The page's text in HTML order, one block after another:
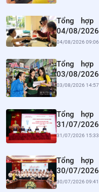
Tổng hợp
04/08/2026
04/08/2026 09:06
Tổng hợp
03/08/2026
03/08/2026 14:57
Tổng hợp
31/07/2026
31/07/2026 15:33
Tổng hợp
30/07/2026
30/07/2026 09:41